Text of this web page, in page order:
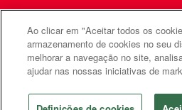
Comunicações Metodistas
Metodista
©2026 Comunicações Metodistas
Ao clicar em "Aceitar todos os
armazenamento de cookies no seu
melhorar a navegação no site,
ajudar nas nossas iniciativas de